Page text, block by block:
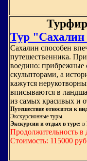
Тур "Сахалин
Сахалин способен
путешественника.
воедино: прибрежные
скульпторами, а
кажутся
вписываются в
из самых красивых и
Путешествие относится к
Экскурсионные туры.
Экскурсии и отдых в туре: в
Продолжительность в
Стоимость: 115000